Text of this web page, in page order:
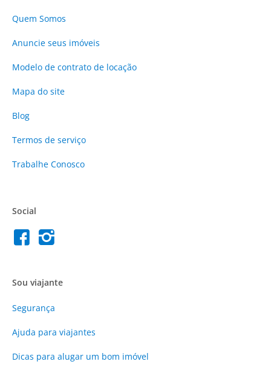
Quem Somos
Anuncie seus imóveis
Modelo de contrato de locação
Mapa do site
Blog
Termos de serviço
Trabalhe Conosco
Social
Sou viajante
Segurança
Ajuda para viajantes
Dicas para alugar um bom imóvel